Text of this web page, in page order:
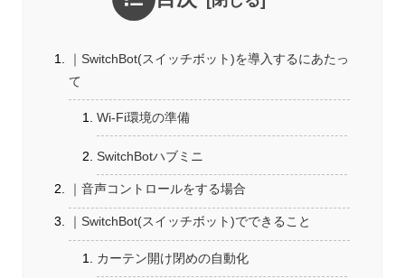
｜SwitchBot(スイッチボット)を導入するにあたっ
て
Wi-Fi環境の準備
SwitchBotハブミニ
｜音声コントロールをする場合
｜SwitchBot(スイッチボット)でできること
カーテン開け閉めの自動化